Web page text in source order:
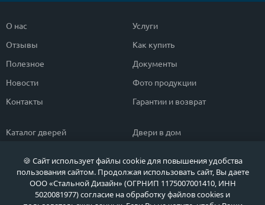
О нас
Отзывы
Полезное
Новости
Контакты
Услуги
Как купить
Документы
Фото продукции
Гарантии и возврат
Каталог дверей
Популярные двери
Быстрый подбор двери
Двери в дом
Двери в квартиру
Тамбурные двери
🍪 Сайт использует файлы cookie для повышения удобства
пользования сайтом. Продолжая использовать сайт, Вы даете
ООО «Стальной Дизайн» (ОГРНИП 1175007001410, ИНН
5020081977) согласие на обработку файлов cookies и